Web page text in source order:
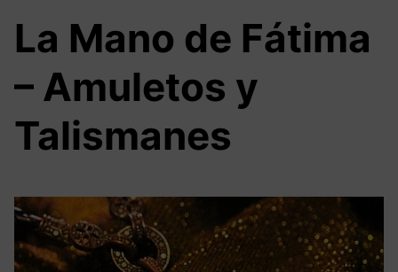
La Mano de Fátima
– Amuletos y
Talismanes